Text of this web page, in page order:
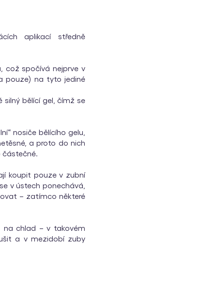
aplikací středně
což spočívá nejprve v
pouze) na tyto jediné
bělící gel, čímž se
nosiče bělícího gelu,
a proto do nich
částečné.
koupit pouze v zubní
v ústech ponechává,
– zatímco některé
na chlad – v takovém
a v mezidobí zuby